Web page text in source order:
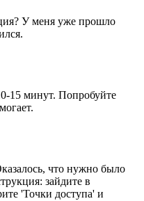
У меня уже прошло
15 минут. Попробуйте
что нужно было
зайдите в
'Точки доступа' и